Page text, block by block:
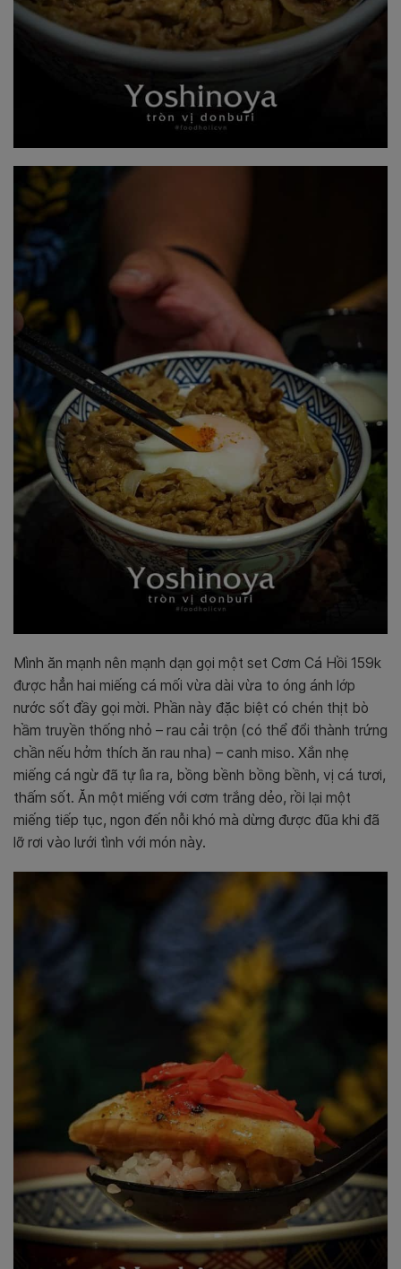
Mình ăn mạnh nên mạnh dạn gọi một set Cơm Cá Hồi 159k
được hẳn hai miếng cá mối vừa dài vừa to óng ánh lớp
nước sốt đầy gọi mời. Phần này đặc biệt có chén thịt bò
hầm truyền thống nhỏ – rau cải trộn (có thể đổi thành trứng
chần nếu hởm thích ăn rau nha) – canh miso. Xắn nhẹ
miếng cá ngừ đã tự lìa ra, bồng bềnh bồng bềnh, vị cá tươi,
thấm sốt. Ăn một miếng với cơm trắng dẻo, rồi lại một
miếng tiếp tục, ngon đến nỗi khó mà dừng được đũa khi đã
lỡ rơi vào lưới tình với món này.